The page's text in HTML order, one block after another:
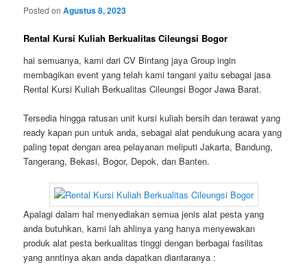
Posted onAgustus 8, 2023
Rental Kursi Kuliah Berkualitas Cileungsi Bogor
hai semuanya, kami dari CV Bintang jaya Group ingin
membagikan event yang telah kami tangani yaitu sebagai jasa
Rental Kursi Kuliah Berkualitas Cileungsi Bogor Jawa Barat.
Tersedia hingga ratusan unit kursi kuliah bersih dan terawat yang
ready kapan pun untuk anda, sebagai alat pendukung acara yang
paling tepat dengan area pelayanan meliputi Jakarta, Bandung,
Tangerang, Bekasi, Bogor, Depok, dan Banten.
Apalagi dalam hal menyediakan semua jenis alat pesta yang
anda butuhkan, kami lah ahlinya yang hanya menyewakan
produk alat pesta berkualitas tinggi dengan berbagai fasilitas
yang anntinya akan anda dapatkan diantaranya :